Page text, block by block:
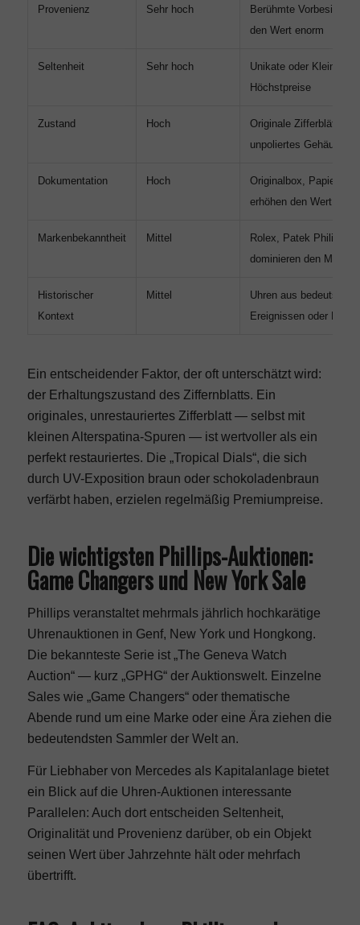
Provenienz Sehr hoch
Berühmte Vorbesitzer
den Wert enorm
Seltenheit Sehr hoch
Unikate oder
Höchstpreise
Zustand Hoch
Originale Zifferblätter,
unpoliertes Gehäuse
Dokumentation Hoch
Originalbox, Papiere,
erhöhen den Wert
Markenbekanntheit Mittel
Rolex, Patek Philippe,
dominieren den Markt
Historischer
Kontext
Mittel
Uhren aus
Ereignissen oder
Ein entscheidender Faktor, der oft unterschätzt wird:
der Erhaltungszustand des Ziffernblatts. Ein
originales, unrestauriertes Zifferblatt — selbst mit
kleinen Alterspatina-Spuren — ist wertvoller als ein
perfekt restauriertes. Die „Tropical Dials“, die sich
durch UV-Exposition braun oder schokoladenbraun
verfärbt haben, erzielen regelmäßig Premiumpreise.
Die wichtigsten Phillips-Auktionen:
Game Changers und New York Sale
Phillips veranstaltet mehrmals jährlich hochkarätige
Uhrenauktionen in Genf, New York und Hongkong.
Die bekannteste Serie ist „The Geneva Watch
Auction“ — kurz „GPHG“ der Auktionswelt. Einzelne
Sales wie „Game Changers“ oder thematische
Abende rund um eine Marke oder eine Ära ziehen die
bedeutendsten Sammler der Welt an.
Für Liebhaber von Mercedes als Kapitalanlage bietet
ein Blick auf die Uhren-Auktionen interessante
Parallelen: Auch dort entscheiden Seltenheit,
Originalität und Provenienz darüber, ob ein Objekt
seinen Wert über Jahrzehnte hält oder mehrfach
übertrifft.